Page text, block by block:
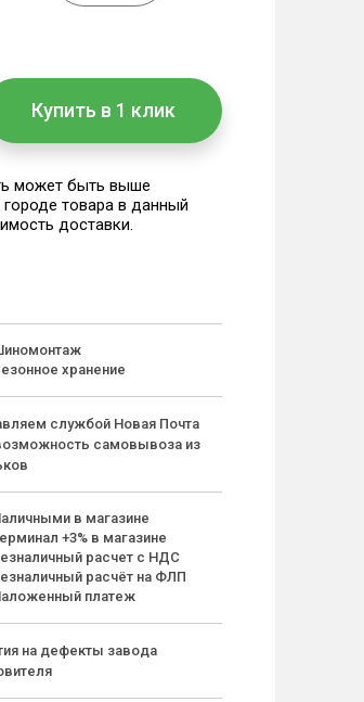
Купить в 1 клик
может быть выше
товара в данный
доставки.
хранение
службой Новая Почта
самовывоза из
в магазине
+3% в магазине
расчет с НДС
расчёт на ФЛП
платеж
на дефекты завода